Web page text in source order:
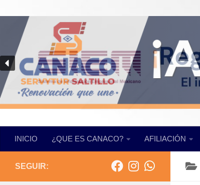
INICIO ¿QUE ES CANACO? AFILIACIÓN
SEGUIR: